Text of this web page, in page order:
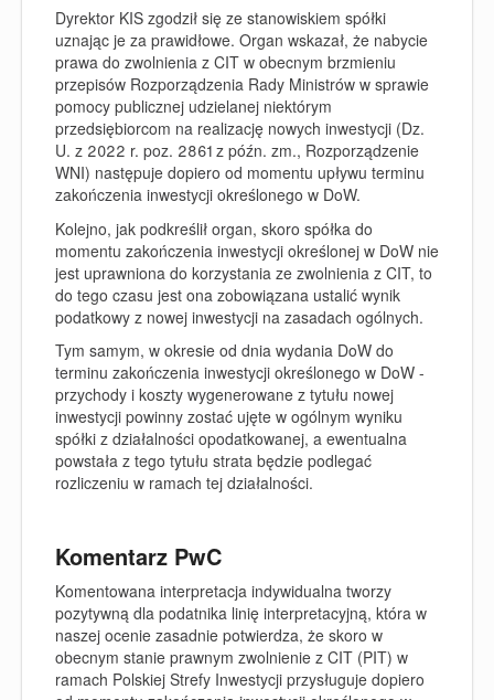
Dyrektor KIS zgodził się ze stanowiskiem spółki
uznając je za prawidłowe. Organ wskazał, że nabycie
prawa do zwolnienia z CIT w obecnym brzmieniu
przepisów Rozporządzenia Rady Ministrów w sprawie
pomocy publicznej udzielanej niektórym
przedsiębiorcom na realizację nowych inwestycji (Dz.
U. z 2022 r. poz. 2861 z późn. zm., Rozporządzenie
WNI) następuje dopiero od momentu upływu terminu
zakończenia inwestycji określonego w DoW.
Kolejno, jak podkreślił organ, skoro spółka do
momentu zakończenia inwestycji określonej w DoW nie
jest uprawniona do korzystania ze zwolnienia z CIT, to
do tego czasu jest ona zobowiązana ustalić wynik
podatkowy z nowej inwestycji na zasadach ogólnych.
Tym samym, w okresie od dnia wydania DoW do
terminu zakończenia inwestycji określonego w DoW -
przychody i koszty wygenerowane z tytułu nowej
inwestycji powinny zostać ujęte w ogólnym wyniku
spółki z działalności opodatkowanej, a ewentualna
powstała z tego tytułu strata będzie podlegać
rozliczeniu w ramach tej działalności.
Komentarz PwC
Komentowana interpretacja indywidualna tworzy
pozytywną dla podatnika linię interpretacyjną, która w
naszej ocenie zasadnie potwierdza, że skoro w
obecnym stanie prawnym zwolnienie z CIT (PIT) w
ramach Polskiej Strefy Inwestycji przysługuje dopiero